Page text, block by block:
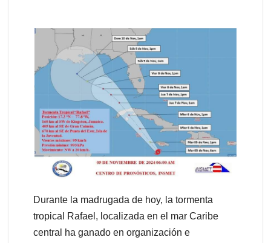
Durante la madrugada de hoy, la tormenta
tropical Rafael, localizada en el mar Caribe
central ha ganado en organización e